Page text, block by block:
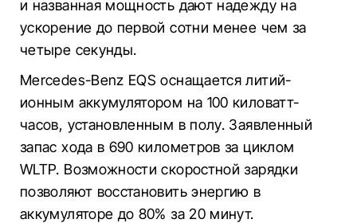
и названная мощность дают надежду на
ускорение до первой сотни менее чем за
четыре секунды.
Mercedes-Benz EQS оснащается литий-
ионным аккумулятором на 100 киловатт-
часов, установленным в полу. Заявленный
запас хода в 690 километров за циклом
WLTP. Возможности скоростной зарядки
позволяют восстановить энергию в
аккумуляторе до 80% за 20 минут.